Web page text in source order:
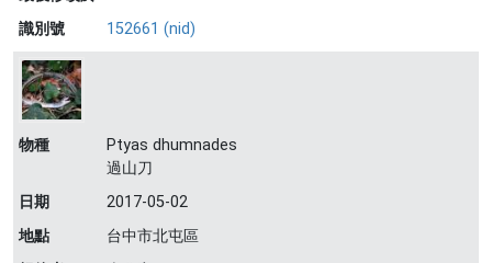
識別號
152661 (nid)
物種
Ptyas dhumnades
過山刀
日期
2017-05-02
地點
台中市北屯區